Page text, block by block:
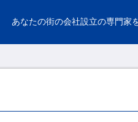
あなたの街の会社設立の専門家